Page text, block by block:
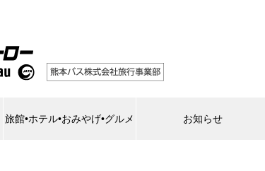
旅館•ホテル•おみやげ•グルメ お知らせ